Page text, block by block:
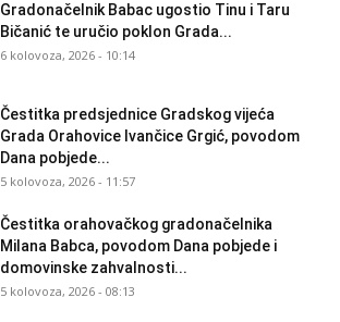
Gradonačelnik Babac ugostio Tinu i Taru
Bičanić te uručio poklon Grada...
6 kolovoza, 2026 - 10:14
Čestitka predsjednice Gradskog vijeća
Grada Orahovice Ivančice Grgić, povodom
Dana pobjede...
5 kolovoza, 2026 - 11:57
Čestitka orahovačkog gradonačelnika
Milana Babca, povodom Dana pobjede i
domovinske zahvalnosti...
5 kolovoza, 2026 - 08:13